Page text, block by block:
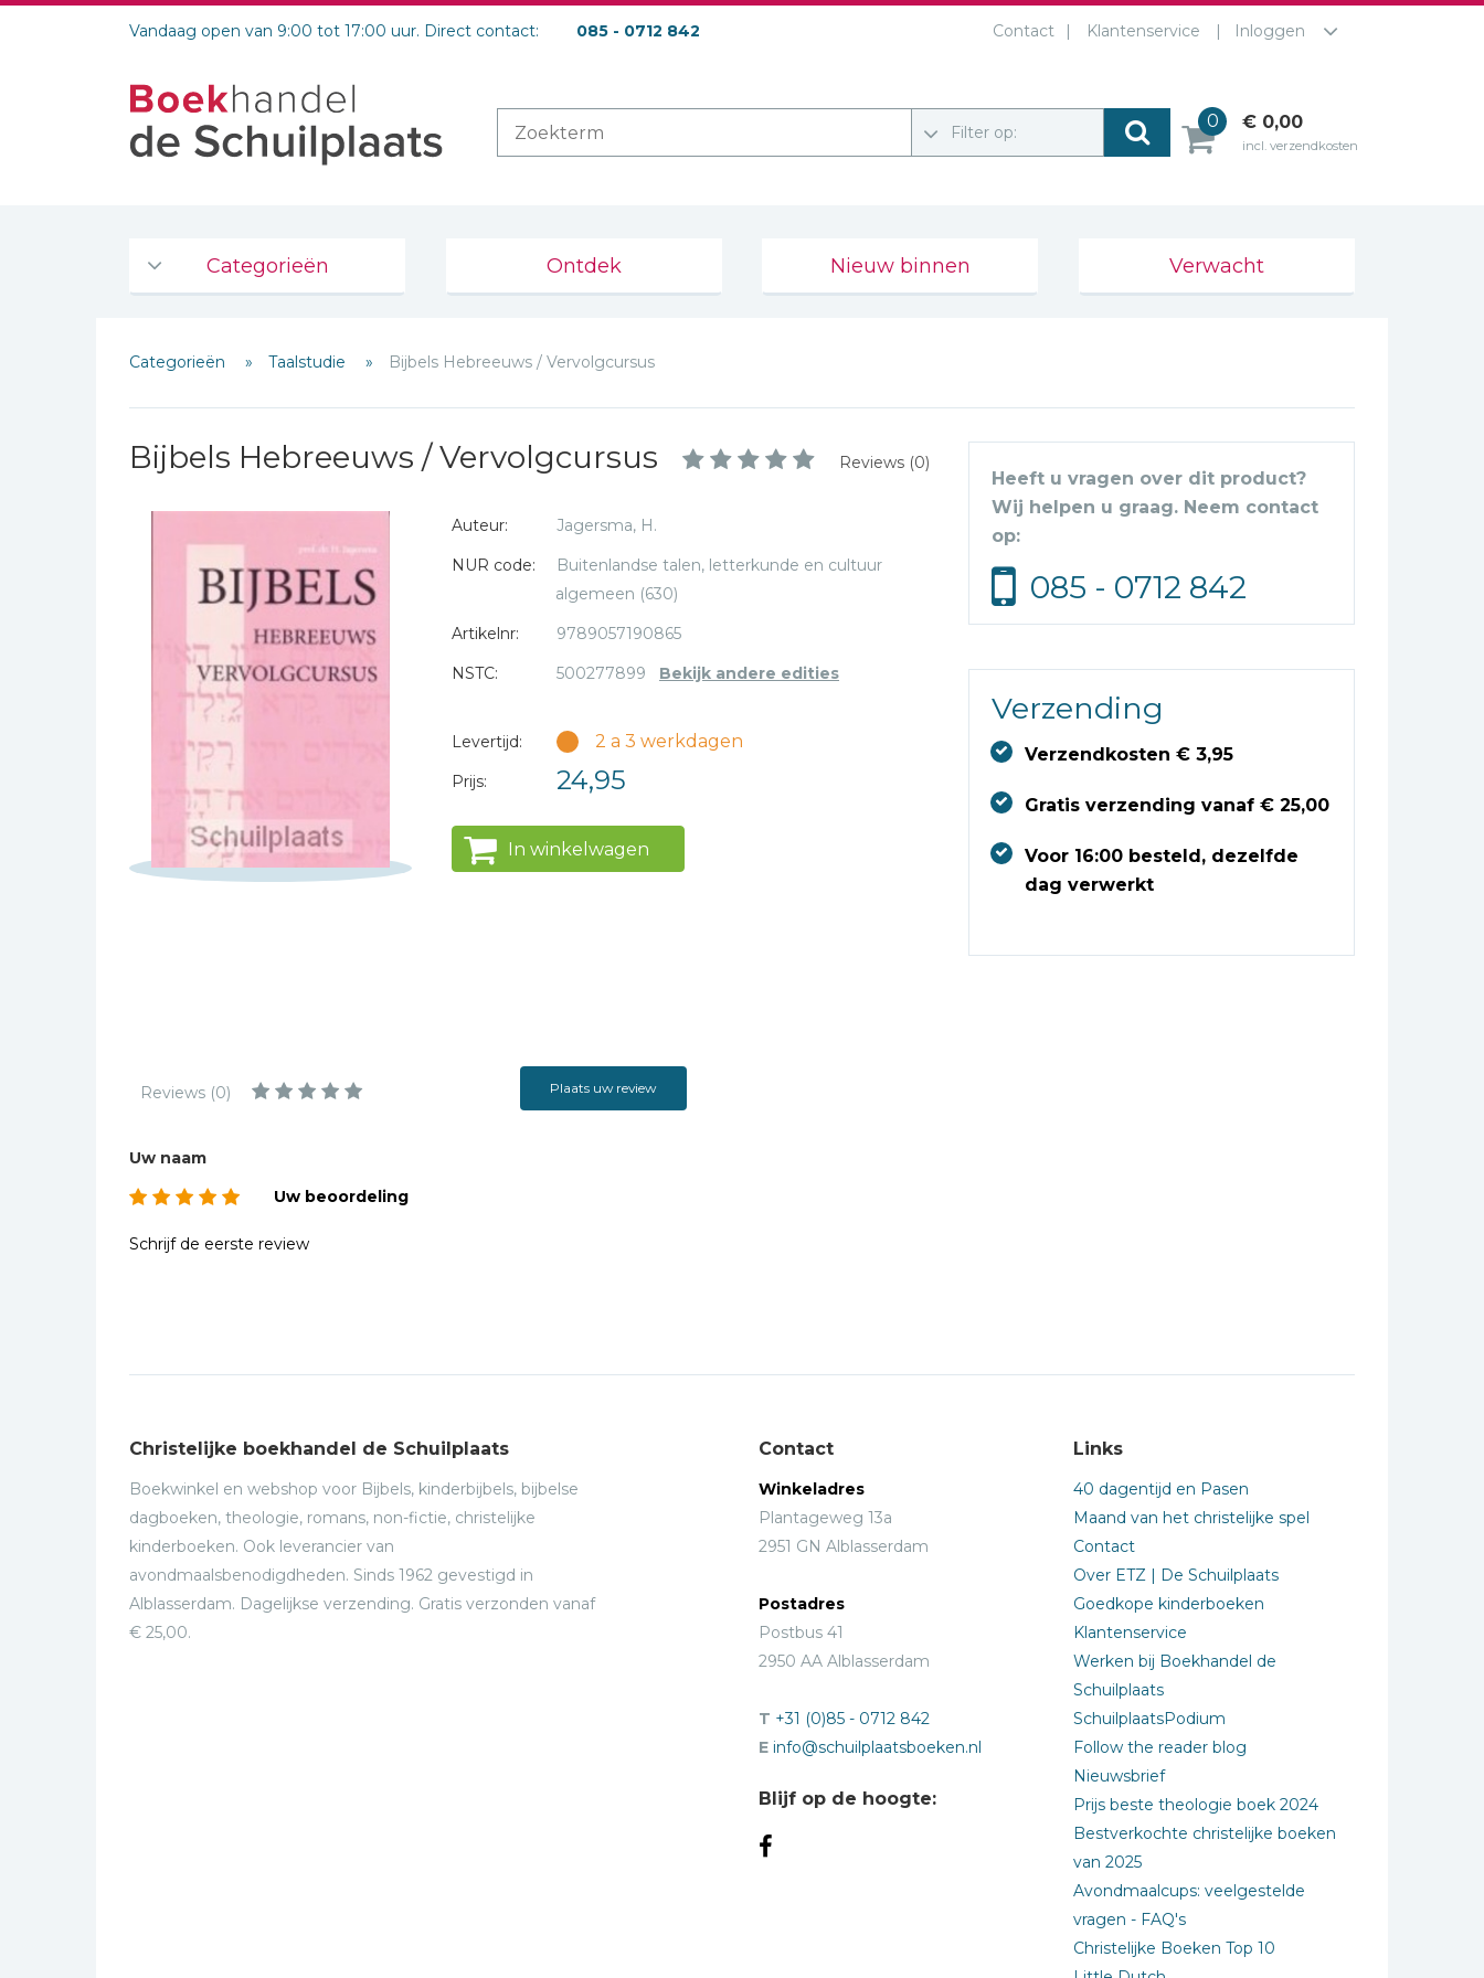
Vandaag open van 9:00 tot 17:00 uur. Direct contact: 085 - 0712 842 Contact Klantenservice Inloggen
Filter op:
0 € 0,00
incl. verzendkosten
Categorieën
De Bijbel
Bijbelse Dagboeken 2026
Bijbelse dagboeken
Bijbelstudie groepen
Bibles Foreign
Bijbelstudie
Geloof, duurzaamheid
Benodigdheden voor
kerken
Christelijke spellen
Christelijke stripboeken
Eten en koken
Evangelisatiemateriaal
Geschiedenis
Management &
Politiek
Regio | Alblasserwaard
Romans
Ontdek Nieuw binnen Verwacht
Categorieën Taalstudie Bijbels Hebreeuws / Vervolgcursus
Bijbels Hebreeuws / Vervolgcursus Reviews (0)
Auteur:
Jagersma, H.
NUR code:
Buitenlandse talen, letterkunde en cultuur
algemeen (630)
Artikelnr:
9789057190865
NSTC:
500277899 Bekijk andere edities
Levertijd: 2 a 3 werkdagen
Prijs: 24,95
In winkelwagen
Heeft u vragen over dit product?
Wij helpen u graag. Neem contact
op:
085 - 0712 842
Verzending
Verzendkosten € 3,95
Gratis verzending vanaf € 25,00
Voor 16:00 besteld, dezelfde
dag verwerkt
Reviews (0) Plaats uw review
Schrijf hieronder je review!
Sterren
Bericht *
Uw naam
Uw beoordeling
Schrijf de eerste review
Christelijke boekhandel de Schuilplaats
Boekwinkel en webshop voor Bijbels, kinderbijbels, bijbelse
dagboeken, theologie, romans, non-fictie, christelijke
kinderboeken. Ook leverancier van
avondmaalsbenodigdheden. Sinds 1962 gevestigd in
Alblasserdam. Dagelijkse verzending. Gratis verzonden vanaf
€ 25,00.
Contact
Winkeladres
Plantageweg 13a
2951 GN Alblasserdam
Postadres
Postbus 41
2950 AA Alblasserdam
T +31 (0)85 - 0712 842
E info@schuilplaatsboeken.nl
Blijf op de hoogte:
Links
40 dagentijd en Pasen
Maand van het christelijke spel
Contact
Over ETZ | De Schuilplaats
Goedkope kinderboeken
Klantenservice
Werken bij Boekhandel de
Schuilplaats
SchuilplaatsPodium
Follow the reader blog
Nieuwsbrief
Prijs beste theologie boek 2024
Bestverkochte christelijke boeken
van 2025
Avondmaalcups: veelgestelde
vragen - FAQ's
Christelijke Boeken Top 10